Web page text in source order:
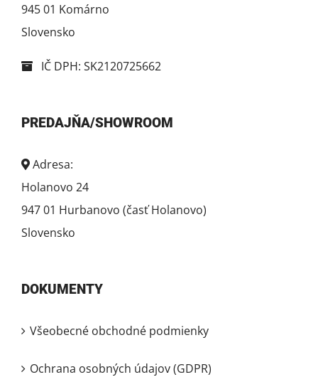
945 01 Komárno
Slovensko
IČ DPH: SK2120725662
PREDAJŇA/SHOWROOM
Adresa:
Holanovo 24
947 01 Hurbanovo (časť Holanovo)
Slovensko
DOKUMENTY
Všeobecné obchodné podmienky
Ochrana osobných údajov (GDPR)